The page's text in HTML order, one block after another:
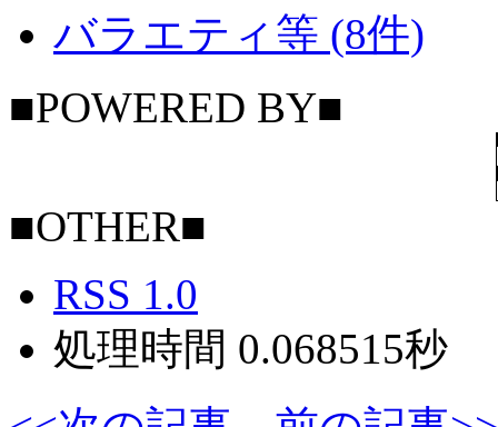
バラエティ等 (8件)
■POWERED BY■
■OTHER■
RSS 1.0
処理時間 0.068515秒